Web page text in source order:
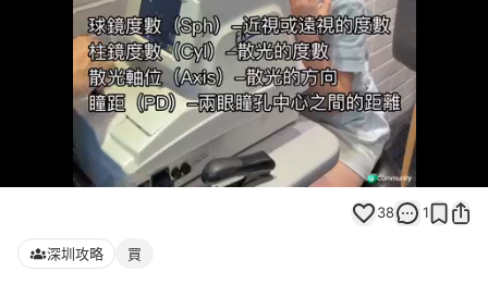
Loaded:
100.00%
38 1
深圳攻略 買